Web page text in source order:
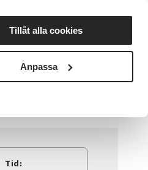
Tillåt alla cookies
Anpassa
Nyheter Avdelningar
Tid: